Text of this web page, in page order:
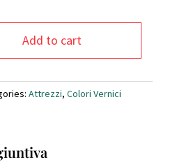
Add to cart
Attrezzi, Colori Vernici